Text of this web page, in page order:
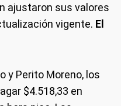
ajustaron sus valores
vigente. El
y Perito Moreno, los
$4.518,33 en